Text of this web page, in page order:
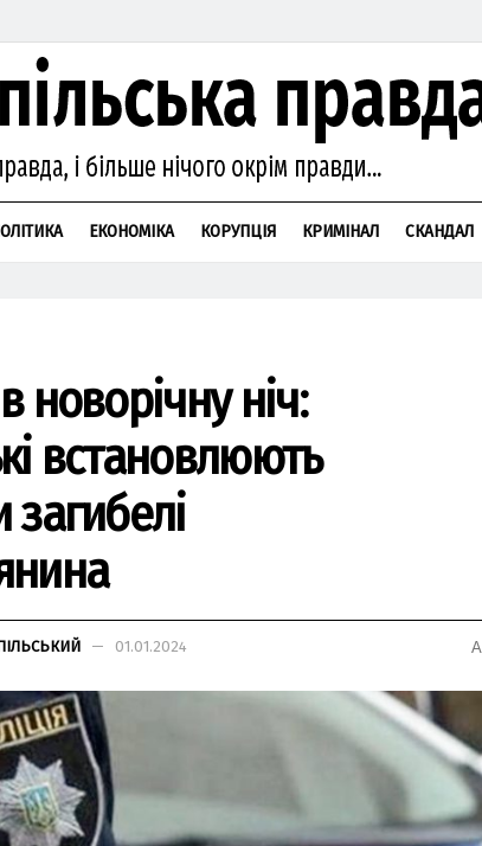
ЕКОНОМІКА КОРУПЦІЯ КРИМІНАЛ СКАНДАЛ
новорічну ніч:
встановлюють
01.01.2024 A